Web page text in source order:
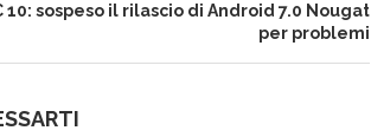
10: sospeso il rilascio di Android 7.0 Nougat
per problemi